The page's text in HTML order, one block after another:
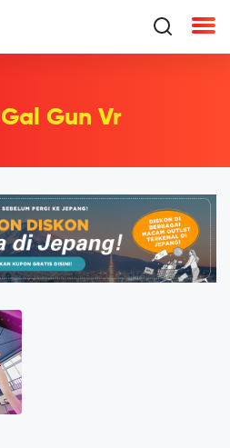
Gal Gun Vr